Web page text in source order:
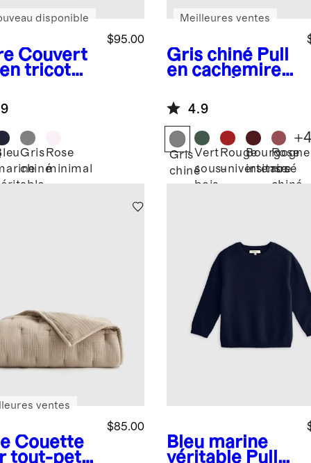
Couvert
tricot
de
pour
$95.00
disponible
Gris
chiné
Rose
minimal
Gris chiné Pull
en cachemire
rond
Meilleures ventes
4.9
Gris
chiné
Vert
sous-
bois
Rouge
universitaire
Bourgogne
intense
Rose
rosé
chiné
+
Couette
tout-petit
$85.00
ventes
Bleu marine
véritable Pull